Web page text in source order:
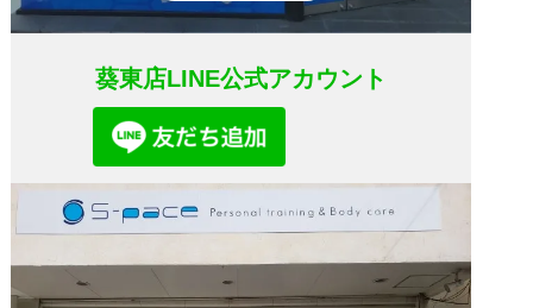
葵東店LINE公式アカウント